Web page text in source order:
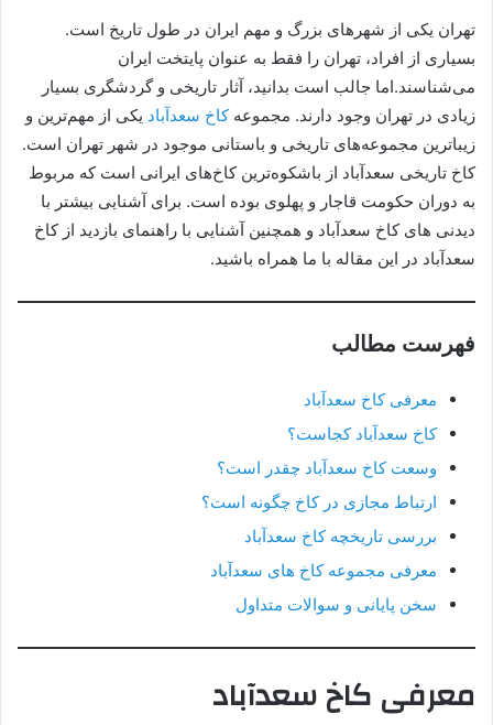
تهران یکی از شهرهای بزرگ و مهم ایران در طول تاریخ است.
بسیاری از افراد، تهران را فقط به عنوان پایتخت ایران
می‌شناسند.اما جالب است بدانید، آثار تاریخی و گردشگری بسیار
زیادی در تهران وجود دارند. مجموعهکاخ سعدآباد یکی از مهم‌ترین و
زیباترین مجموعه‌های تاریخی و باستانی موجود در شهر تهران است.
کاخ تاریخی سعدآباد از باشکوه‌ترین کاخ‌های ایرانی است که مربوط
به دوران حکومت قاجار و پهلوی بوده است. برای آشنایی بیشتر با
دیدنی های کاخ سعدآباد و همچنین آشنایی با راهنمای بازدید از کاخ
سعدآباد در این مقاله با ما همراه باشید.
فهرست مطالب
معرفی کاخ سعدآباد
کاخ سعدآباد کجاست؟
وسعت کاخ سعدآباد چقدر است؟
ارتباط مجازی در کاخ چگونه است؟
بررسی تاریخچه کاخ سعدآباد
معرفی مجموعه کاخ های سعدآباد
سخن پایانی و سوالات متداول
معرفی کاخ سعدآباد